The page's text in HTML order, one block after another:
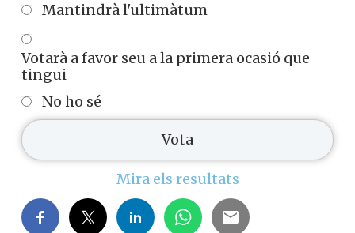
Mantindrà l'ultimàtum
Votarà a favor seu a la primera ocasió que
tingui
No ho sé
Mira els resultats